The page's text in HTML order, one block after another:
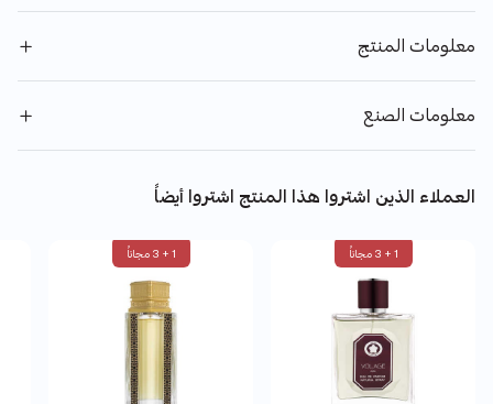
معلومات المنتج
معلومات الصنع
العملاء الذين اشتروا هذا المنتج اشتروا أيضاً
1 + 3 مجاناً 1 + 3 مجاناً